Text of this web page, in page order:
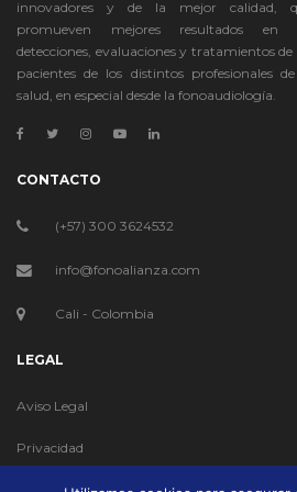
innovadores y de la mejor calidad,
promueven mejores resultados en
detecciones, evaluaciones y tratamientos de
pacientes de los distintos profesionales
salud, en especial desde la fonoaudiología.
CONTACTO
(+57) 300 3624532
info@fonoalianza.com
Cali - Colombia
LEGAL
Aviso Legal
Privacidad